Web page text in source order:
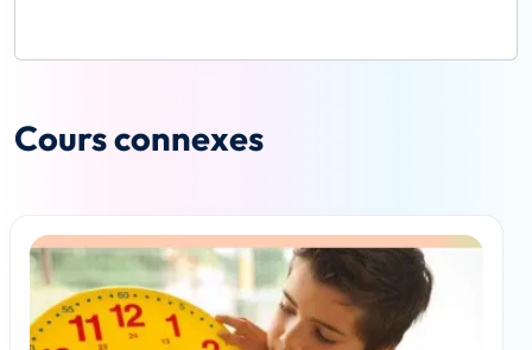
Cours connexes